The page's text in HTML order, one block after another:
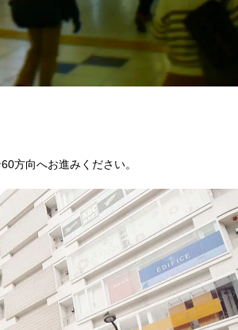
方向へお進みください。